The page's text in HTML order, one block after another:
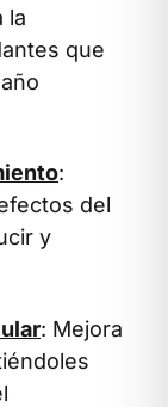
la
que
:
del
y
: Mejora